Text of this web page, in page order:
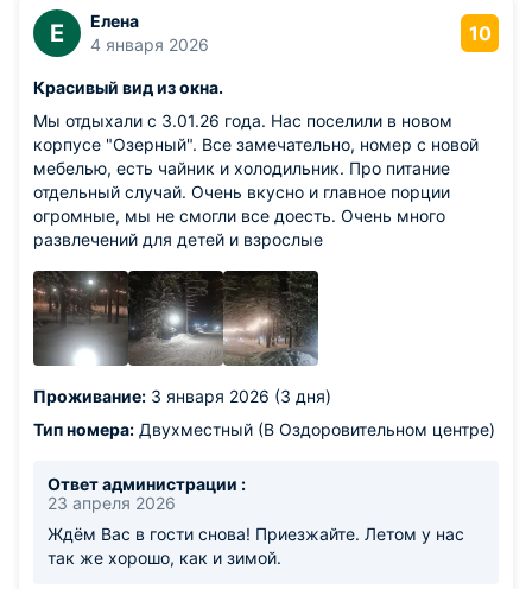
Е
Елена
4 января 2026
10
Красивый вид из окна.
Мы отдыхали с 3.01.26 года. Нас поселили в новом
корпусе "Озерный". Все замечательно, номер с новой
мебелью, есть чайник и холодильник. Про питание
отдельный случай. Очень вкусно и главное порции
огромные, мы не смогли все доесть. Очень много
развлечений для детей и взрослые
Проживание: 3 января 2026 (3 дня)
Тип номера: Двухместный (В Оздоровительном центре)
Ответ администрации :
23 апреля 2026
Ждём Вас в гости снова! Приезжайте. Летом у нас
так же хорошо, как и зимой.